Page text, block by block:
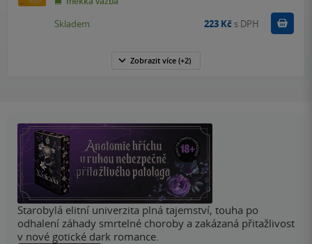
Skladem 223 Kč s DPH
Zobrazit více (+2)
Starobylá elitní univerzita plná tajemství, touha po
odhalení záhady smrtelné choroby a zakázaná přitažlivost
v nové gotické dark romance.